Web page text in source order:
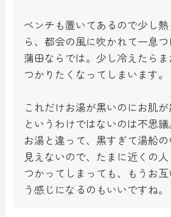
ベンチも置いてあるので少し熱
ら、都会の風に吹かれて一息
蒲田ならでは。少し冷えたら
つかりたくなってしまいます。
これだけお湯が黒いのにお肌
というわけではないのは不思
お湯と違って、黒すぎて湯船の
見えないので、たまに近くの
つかってしまっても、もうお
う感じになるのもいいですね。